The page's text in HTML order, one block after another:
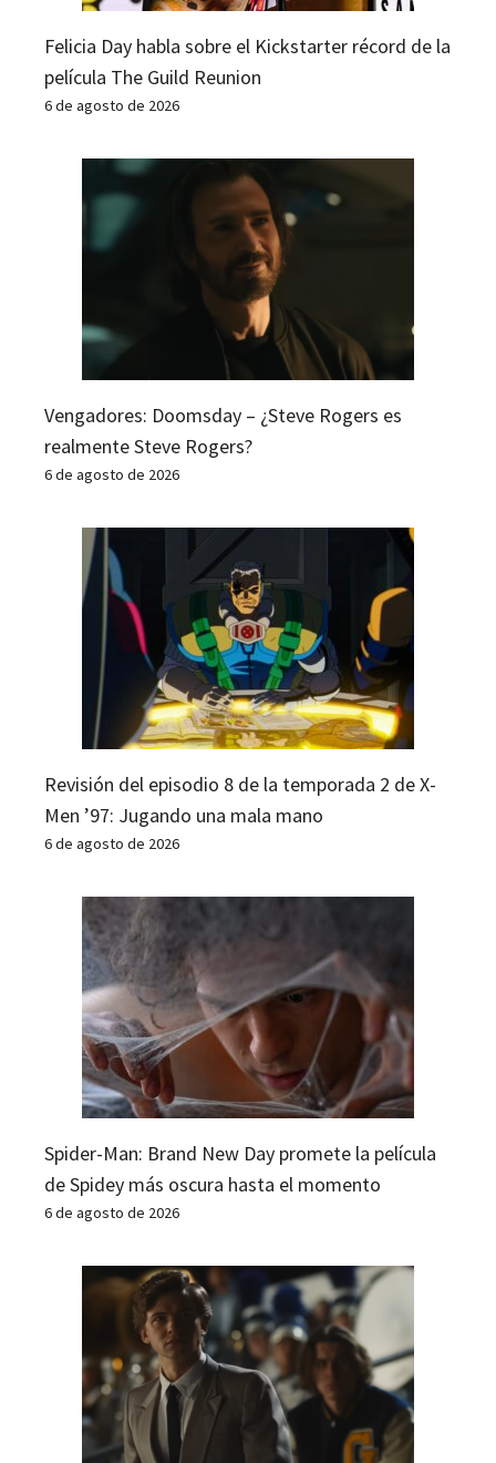
Felicia Day habla sobre el Kickstarter récord de la
película The Guild Reunion
6 de agosto de 2026
Vengadores: Doomsday – ¿Steve Rogers es
realmente Steve Rogers?
6 de agosto de 2026
Revisión del episodio 8 de la temporada 2 de X-
Men ’97: Jugando una mala mano
6 de agosto de 2026
Spider-Man: Brand New Day promete la película
de Spidey más oscura hasta el momento
6 de agosto de 2026